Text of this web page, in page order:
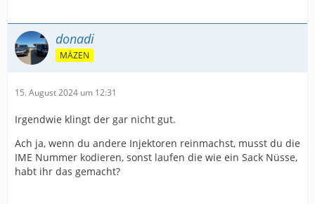
donadi
MÄZEN
15. August 2024 um 12:31
Irgendwie klingt der gar nicht gut.
Ach ja, wenn du andere Injektoren reinmachst, musst du die
IME Nummer kodieren, sonst laufen die wie ein Sack Nüsse,
habt ihr das gemacht?